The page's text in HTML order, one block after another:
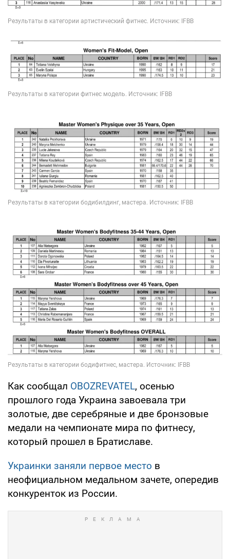
Как сообщал OBOZREVATEL, осенью
прошлого года Украина завоевала три
золотые, две серебряные и две бронзовые
медали на чемпионате мира по фитнесу,
который прошел в Братиславе.
Украинки заняли первое место в
неофициальном медальном зачете, опередив
конкуренток из России.